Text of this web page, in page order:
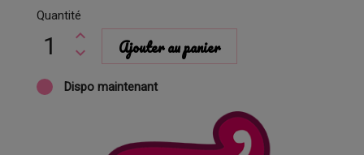
Quantité
Ajouter au panier
Dispo maintenant